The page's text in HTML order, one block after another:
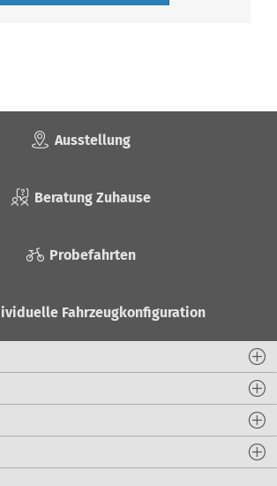
Ausstellung
Beratung Zuhause
Probefahrten
Fahrzeugkonfiguration